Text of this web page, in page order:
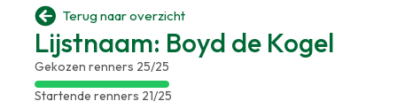
 Terug naar overzicht
Lijstnaam: Boyd de Kogel
Gekozen renners 25/25
Startende renners 21/25